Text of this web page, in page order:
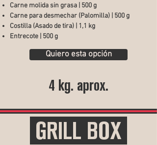
Carne molida sin grasa | 500 g
Carne para desmechar (Palomilla) | 500 g
Costilla (Asado de tira) | 1,1 kg
Entrecote | 500 g
Quiero esta opción
4 kg. aprox.
GRILL BOX